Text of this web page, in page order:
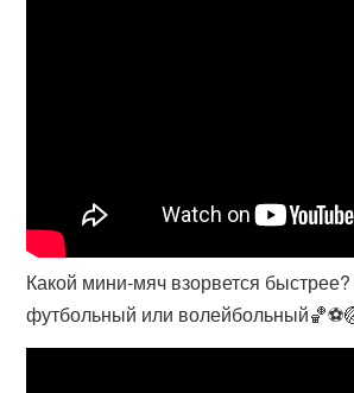
Какой мини-мяч взорвется
футбольный или